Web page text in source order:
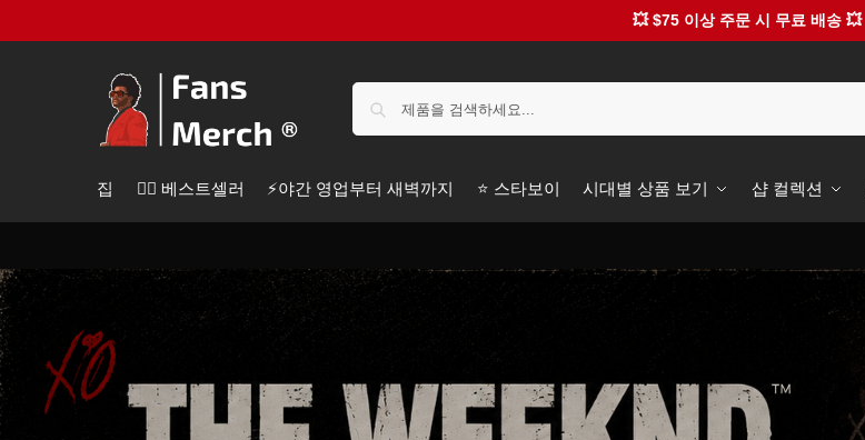
💥 $75 이상 주문 시 무료 배송 💥
집 ❤️‍🔥 베스트셀러 ⚡️야간 영업부터 새벽까지 ⭐️ 스타보이 시대별 상품 보기 샵 컬렉션